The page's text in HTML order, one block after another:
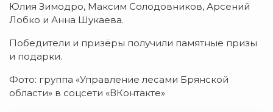
Юлия Зимодро, Максим Солодовников, Арсений
Лобко и Анна Шукаева.
Победители и призёры получили памятные призы
и подарки.
Фото: группа «Управление лесами Брянской
области» в соцсети «ВКонтакте»